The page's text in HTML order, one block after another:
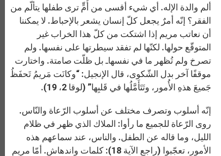
ألم والدة الإله. أي شيء أقسى من أُمٍّ ترى طفلها يتألّم من
الفقر؟ إنّه أمرٌ يجعل كلّ إنسان يشعر بالإحباط. لا يمكننا
أن نعاتب مريم إذا اشتكت من كلّ هذا الخراب غير
المتوقّع حولها. لكنّها لم تفقد سيطرتها على نفسها. ولم
تصرخ ولم تُظهر ما في نفسهاـ بل ظلّت صامتة. واختارت
موقفًا آخر بدل الشّكوى، قال الإنجيل: “وكانَت مَريمُ تَحفَظُ
جَميعَ هذهِ الأُمور، وتَتَأَمَّلُها في قَلبِها” (لوقا 2، 19).
إنّه أسلوب وتصرف مختلف عن أسلوب الرّعاة والنّاس.
روى الرّعاة للجميع ما رأوا: الملاك الذي ظهر في ظلام
الليل، وما قاله عن الطفل. والناس، عند سماعهم هذه
الأمور، تعجّبوا (راجع الآية 18): كلمات واندهاش. أمّا مريم